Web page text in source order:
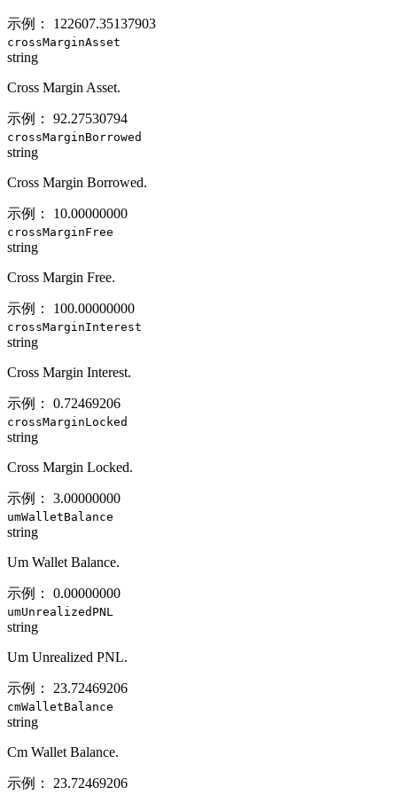
示例： 122607.35137903
crossMarginAsset
string
Cross Margin Asset.
示例： 92.27530794
crossMarginBorrowed
string
Cross Margin Borrowed.
示例： 10.00000000
crossMarginFree
string
Cross Margin Free.
示例： 100.00000000
crossMarginInterest
string
Cross Margin Interest.
示例： 0.72469206
crossMarginLocked
string
Cross Margin Locked.
示例： 3.00000000
umWalletBalance
string
Um Wallet Balance.
示例： 0.00000000
umUnrealizedPNL
string
Um Unrealized PNL.
示例： 23.72469206
cmWalletBalance
string
Cm Wallet Balance.
示例： 23.72469206